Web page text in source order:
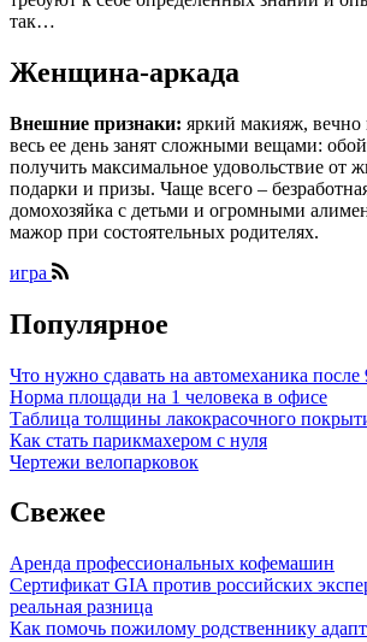
так…
Женщина-аркада
Внешние признаки: яркий макияж, вечно
весь ее день занят сложными вещами:
получить максимальное удовольствие от
подарки и призы. Чаще всего –
домохозяйка с детьми и огромными
мажор при состоятельных родителях.
игра
Популярное
Что нужно сдавать на автомеханика после
Норма площади на 1 человека в офисе
Таблица толщины лакокрасочного
Как стать парикмахером с нуля
Чертежи велопарковок
Свежее
Аренда профессиональных кофемашин
Сертификат GIA против российских
реальная разница
Как помочь пожилому родственнику